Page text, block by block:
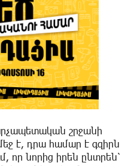
շրջանի
է, դրա համար է գզիրն
որ նորից իրեն ընտրեն՝